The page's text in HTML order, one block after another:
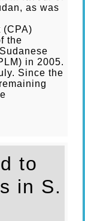
as was
(CPA)
the
in 2005.
Since the
to
in S.